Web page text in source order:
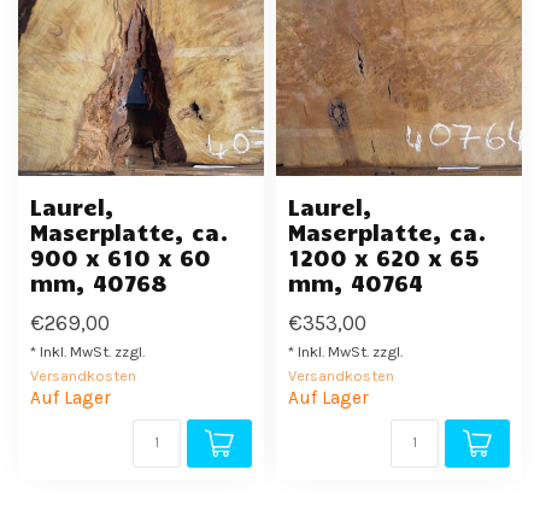
Laurel,
Maserplatte, ca.
900 x 610 x 60
mm, 40768
€269,00
* Inkl. MwSt. zzgl.
Versandkosten
Auf Lager
Laurel,
Maserplatte, ca.
1200 x 620 x 65
mm, 40764
€353,00
* Inkl. MwSt. zzgl.
Versandkosten
Auf Lager